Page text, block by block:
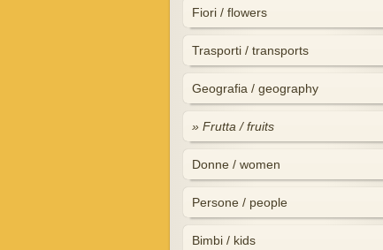
Fiori / flowers
Trasporti / transports
Geografia / geography
Frutta / fruits
Donne / women
Persone / people
Bimbi / kids